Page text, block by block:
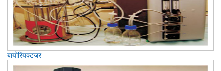
बायोरियक्टजर